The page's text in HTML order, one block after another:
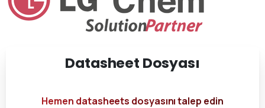
Datasheet Dosyası
Hemen datasheets dosyasını talep edin